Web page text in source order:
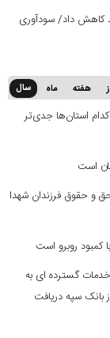
عراق صادرات میلگرد ایران را ۴۰ درصد کاهش داد/ سودآوری
هفته ماه سال
استان‌ها جدی‌تر
وضعیت/ افزایش ۱۲۰ درصدی حق و حقوق فرزندان شهدا
کمبود روبرو است
گسترده ای به
بانک سپه دریافت